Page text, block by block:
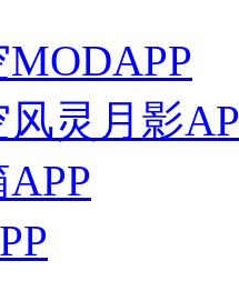
灵月影